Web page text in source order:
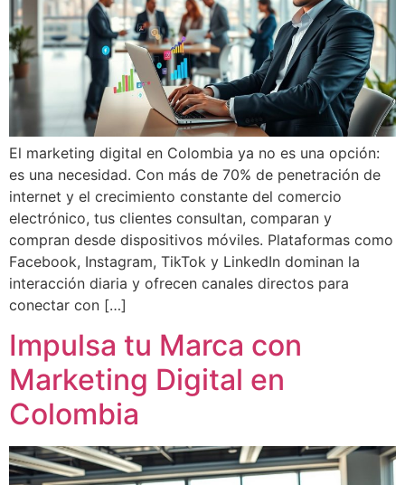
El marketing digital en Colombia ya no es una opción:
es una necesidad. Con más de 70% de penetración de
internet y el crecimiento constante del comercio
electrónico, tus clientes consultan, comparan y
compran desde dispositivos móviles. Plataformas como
Facebook, Instagram, TikTok y LinkedIn dominan la
interacción diaria y ofrecen canales directos para
conectar con […]
Impulsa tu Marca con
Marketing Digital en
Colombia